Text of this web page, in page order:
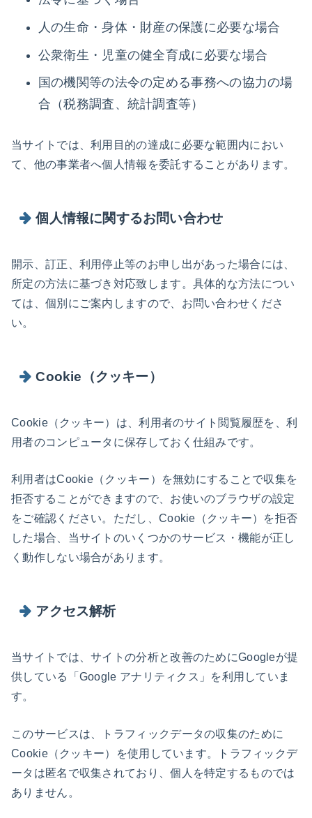
人の生命・身体・財産の保護に必要な場合
公衆衛生・児童の健全育成に必要な場合
国の機関等の法令の定める事務への協力の場
合（税務調査、統計調査等）
当サイトでは、利用目的の達成に必要な範囲内におい
て、他の事業者へ個人情報を委託することがあります。
個人情報に関するお問い合わせ
開示、訂正、利用停止等のお申し出があった場合には、
所定の方法に基づき対応致します。具体的な方法につい
ては、個別にご案内しますので、お問い合わせくださ
い。
Cookie（クッキー）
Cookie（クッキー）は、利用者のサイト閲覧履歴を、利
用者のコンピュータに保存しておく仕組みです。
利用者はCookie（クッキー）を無効にすることで収集を
拒否することができますので、お使いのブラウザの設定
をご確認ください。ただし、Cookie（クッキー）を拒否
した場合、当サイトのいくつかのサービス・機能が正し
く動作しない場合があります。
アクセス解析
当サイトでは、サイトの分析と改善のためにGoogleが提
供している「Google アナリティクス」を利用していま
す。
このサービスは、トラフィックデータの収集のために
Cookie（クッキー）を使用しています。トラフィックデ
ータは匿名で収集されており、個人を特定するものでは
ありません。